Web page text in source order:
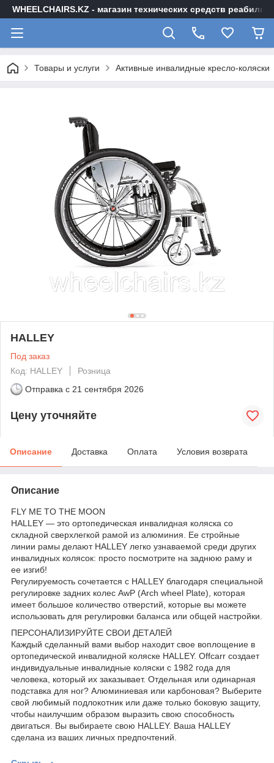
WHEELCHAIRS.KZ - магазин технических средств
Товары и услуги Активные инвалидные кресло-коляски
HALLEY
Под заказ
Код: HALLEY
Розница
Отправка с 21 сентября 2026
Цену уточняйте
Описание Доставка Оплата Условия возврата
Описание
FLY ME TO THE MOON
HALLEY — это ортопедическая инвалидная коляска со
складной сверхлегкой рамой из алюминия. Ее стройные
линии рамы делают HALLEY легко узнаваемой среди других
инвалидных колясок: просто посмотрите на заднюю раму и
ее изгиб!
Регулируемость сочетается с HALLEY благодаря специальной
регулировке задних колес AwP (Arch wheel Plate), которая
имеет большое количество отверстий, которые вы можете
использовать для регулировки баланса или общей настройки.
ПЕРСОНАЛИЗИРУЙТЕ СВОИ ДЕТАЛЕЙ
Каждый сделанный вами выбор находит свое воплощение в
ортопедической инвалидной коляске HALLEY. Offcarr создает
индивидуальные инвалидные коляски с 1982 года для
человека, который их заказывает. Отдельная или одинарная
подставка для ног? Алюминиевая или карбоновая? Выберите
свой любимый подлокотник или даже только боковую защиту,
чтобы наилучшим образом выразить свою способность
двигаться. Вы выбираете свою HALLEY. Ваша HALLEY
сделана из ваших личных предпочтений.